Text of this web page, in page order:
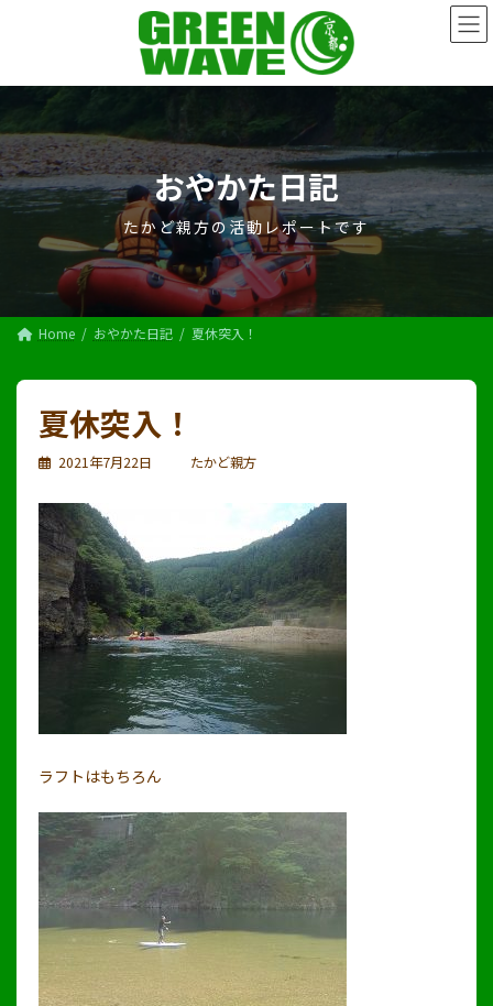
ス
キ
ッ
プ
ン
に
移
動
おやかた日記
たかど親方の活動レポートです
Home おやかた日記 夏休突入！
夏休突入！
2021年7月22日 たかど親方
ラフトはもちろん